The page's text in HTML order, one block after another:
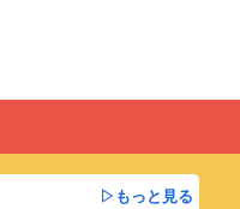
▷もっと見る